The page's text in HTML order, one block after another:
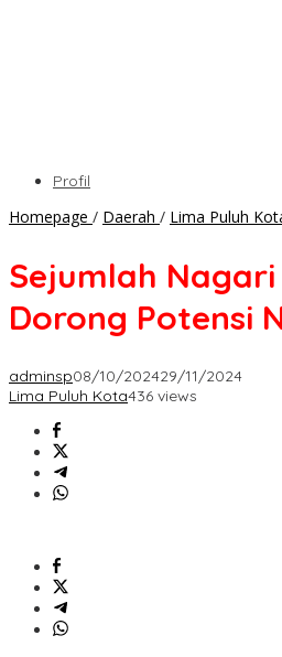
Profil
Homepage / Daerah / Lima Puluh
Sejumlah
Dorong Potensi
adminsp08/10/202429/11/2024
Lima Puluh Kota436 views